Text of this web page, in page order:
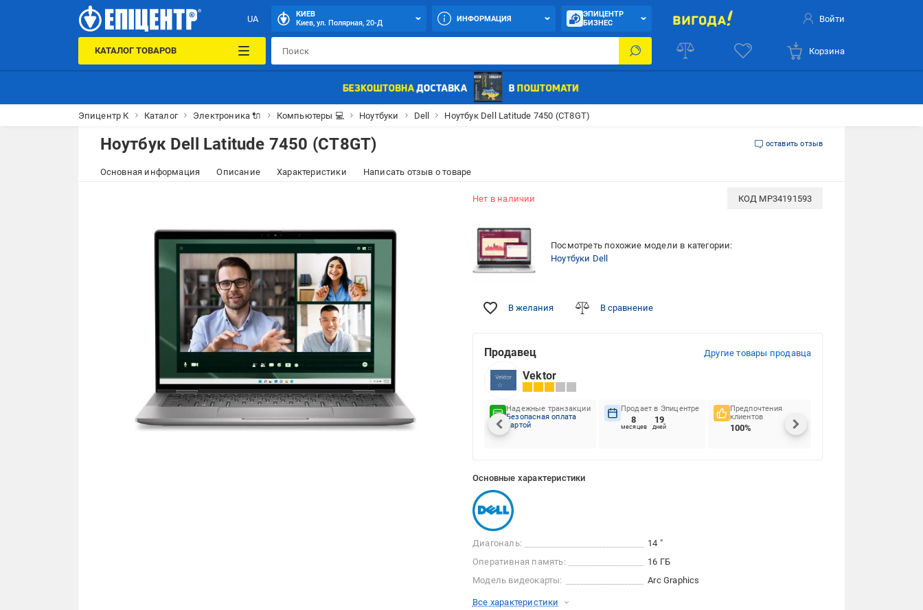
UA
КИЕВ
Киев, ул. Полярная, 20-Д
ИНФОРМАЦИЯ
ЭПИЦЕНТР
БИЗНЕС
Войти
КАТАЛОГ ТОВАРОВ Корзина
Эпицентр К Каталог Электроника 🔌 Компьютеры 💻 Ноутбуки Dell Ноутбук Dell Latitude 7450 (CT8GT)
Ноутбук Dell Latitude 7450 (CT8GT) оставить отзыв
Основная информация Описание Характеристики Написать отзыв о товаре
Нет в наличии КОД MP34191593
Посмотреть похожие модели в категории:
Ноутбуки Dell
В желания В сравнение
Продавец Другие товары продавца
Vektor
Надежные транзакции
Безопасная оплата
картой
Продает в Эпицентре
8
месяцев
19
дней
Предпочтения
клиентов
100%
Основные характеристики
Диагональ:
14 "
Оперативная память:
16 ГБ
Модель видеокарты:
Arc Graphics
Все характеристики